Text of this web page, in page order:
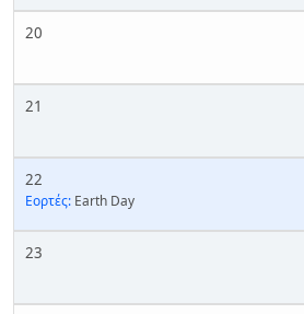
20
21
22
Εορτές: Earth Day
23